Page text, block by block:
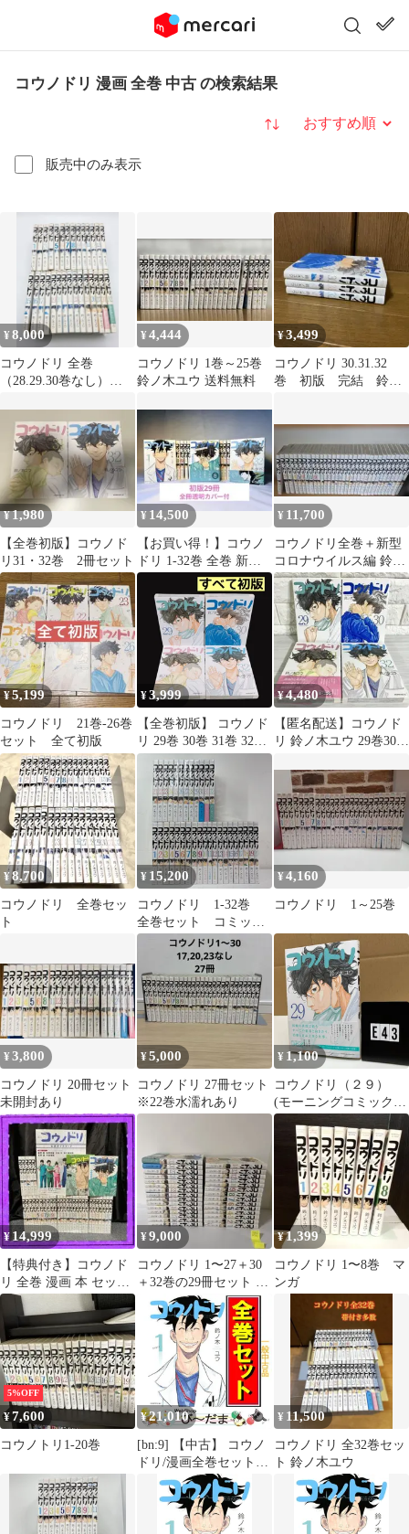
コウノドリ 漫画 全巻 中古 の検索結果
販売中のみ表示
並び替え
¥8,000
コウノドリ 全巻
（28.29.30巻なし）
¥4,444
コウノドリ 1巻～25巻
鈴ノ木ユウ 送料無料
¥3,499
コウノドリ 30.31.32
巻 初版 完結 鈴ノ
¥1,980
【全巻初版】コウノド
リ31・32巻 2冊セット
¥ 14,500
【お買い得！】コウノ
ドリ 1-32巻 全巻 新型
コロナウイルス編 ＋透
明カバー付
¥ 11,700
コウノドリ全巻＋新型
コロナウイルス編 鈴ノ
木ユウ
¥5,199
コウノドリ 21巻-26巻
セット 全て初版
¥3,999
【全巻初版】 コウノド
リ 29巻 30巻 31巻 32巻
セット まとめ売り
¥4,480
【匿名配送】コウノド
リ 鈴ノ木ユウ 29巻30巻
無料】
¥ 8,700
コウノドリ 全巻セッ
ト
¥ 15,200
コウノドリ 1-32巻
全巻セット コミック
セット 漫画 まとめ
売り comic
Japanese Manga
¥4,160
コウノドリ 1～25巻
¥3,800
コウノドリ 20冊セット
未開封あり
¥5,000
コウノドリ 27冊セット
※22巻水濡れあり
¥ 1,100
コウノドリ（２９）
(モーニングコミック
ス) 鈴ノ木ユウ (著
E1-6Y4-3
¥ 14,999
【特典付き】コウノド
リ 全巻 漫画 本 セット
（1-32巻）+3冊
¥9,000
コウノドリ 1〜27＋30
＋32巻の29冊セット 鈴
ノ木ユウ
¥1,399
コウノドリ 1〜8巻 マ
ンガ
5%OFF
¥7,600
コウノトリ1-20巻
¥21,010
[bn:9] 【中古】 コウノ
ドリ/漫画全巻セット
◆C ≪全32巻（完結）
¥ 11,500
コウノドリ 全32巻セッ
ト 鈴ノ木ユウ